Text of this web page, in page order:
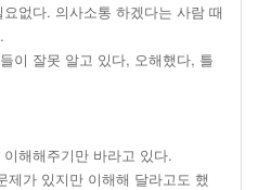
없다. 의사소통 하겠다는 사람 때
이 잘못 알고 있다, 오해했다, 틀
해해주기만 바라고 있다.
가 있지만 이해해 달라고도 했